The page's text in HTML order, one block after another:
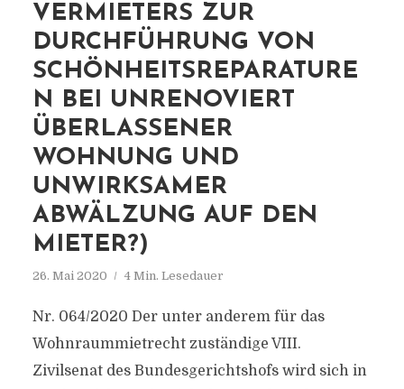
VERMIETERS ZUR
DURCHFÜHRUNG VON
SCHÖNHEITSREPARATURE
N BEI UNRENOVIERT
ÜBERLASSENER
WOHNUNG UND
UNWIRKSAMER
ABWÄLZUNG AUF DEN
MIETER?)
26. Mai 2020 4 Min. Lesedauer
Nr. 064/2020 Der unter anderem für das
Wohnraummietrecht zuständige VIII.
Zivilsenat des Bundesgerichtshofs wird sich in